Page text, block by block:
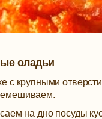
оладьи
с крупными
на дно посуды